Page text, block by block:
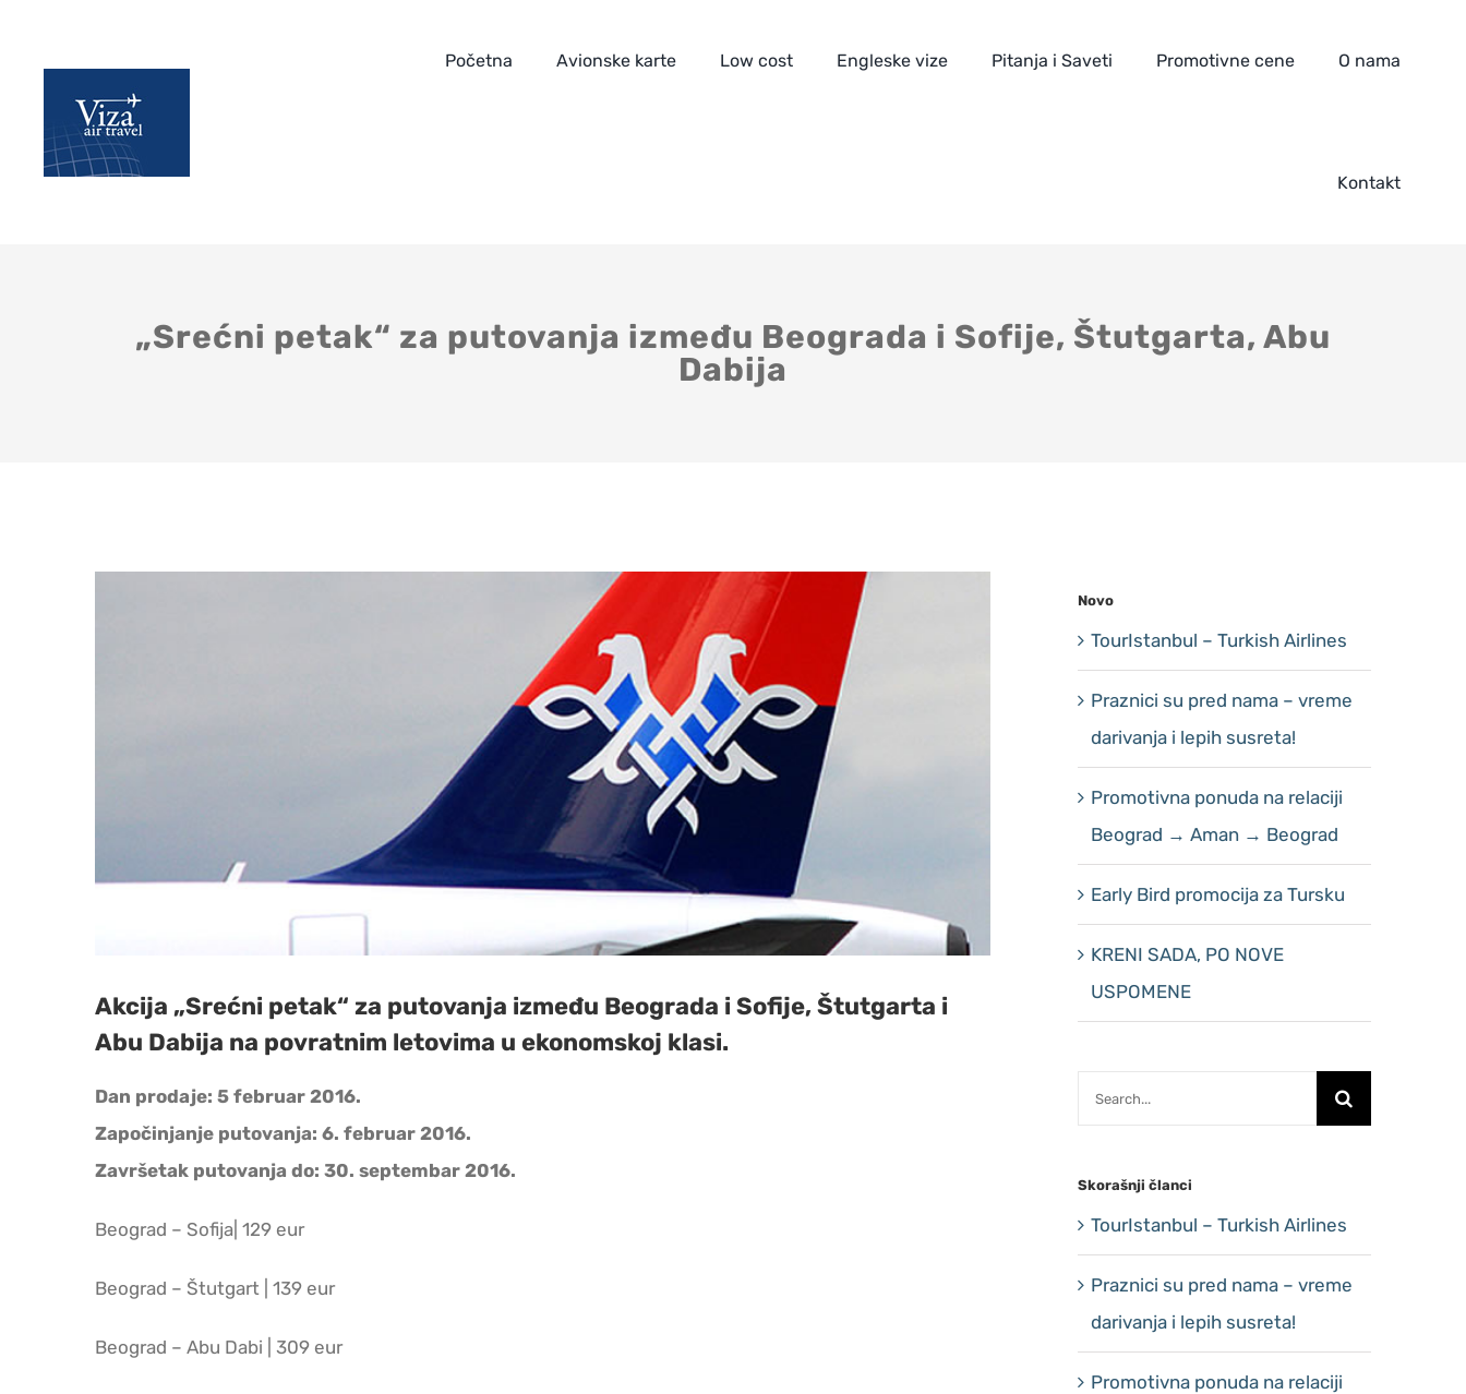
Početna Avionske karte Low cost Engleske vize Pitanja i Saveti Promotivne cene O nama
Kontakt
„Srećni petak“ za putovanja između Beograda i Sofije, Štutgarta, Abu
Dabija
Akcija „Srećni petak“ za putovanja između Beograda i Sofije, Štutgarta i
Abu Dabija na povratnim letovima u ekonomskoj klasi.
Dan prodaje: 5 februar 2016.
Započinjanje putovanja: 6. februar 2016.
Završetak putovanja do: 30. septembar 2016.
Beograd – Sofija| 129 eur
Beograd – Štutgart | 139 eur
Beograd – Abu Dabi | 309 eur
Novo
TourIstanbul – Turkish Airlines
Praznici su pred nama – vreme
darivanja i lepih susreta!
Promotivna ponuda na relaciji
Beograd → Aman → Beograd
Early Bird promocija za Tursku
KRENI SADA, PO NOVE
USPOMENE
Search
Skorašnji članci
TourIstanbul – Turkish Airlines
Praznici su pred nama – vreme
darivanja i lepih susreta!
Promotivna ponuda na relaciji